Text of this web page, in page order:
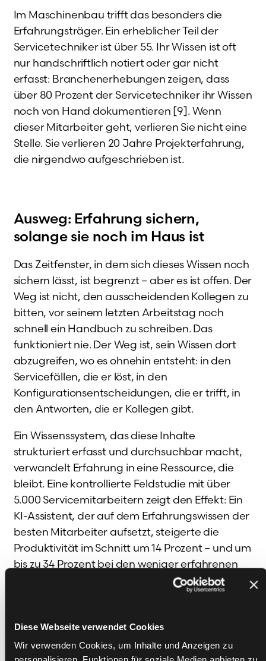
Diese Webseite verwendet Cookies
Wir verwenden Cookies, um Inhalte und Anzeigen zu
Im Maschinenbau trifft das besonders die
Erfahrungsträger. Ein erheblicher Teil der
Servicetechniker ist über 55. Ihr Wissen ist oft
nur handschriftlich notiert oder gar nicht
erfasst: Branchenerhebungen zeigen, dass
über 80 Prozent der Servicetechniker ihr Wissen
noch von Hand dokumentieren [9]. Wenn
dieser Mitarbeiter geht, verlieren Sie nicht eine
Stelle. Sie verlieren 20 Jahre Projekterfahrung,
die nirgendwo aufgeschrieben ist.
Ausweg: Erfahrung sichern,
solange sie noch im Haus ist
Das Zeitfenster, in dem sich dieses Wissen noch
sichern lässt, ist begrenzt – aber es ist offen. Der
Weg ist nicht, den ausscheidenden Kollegen zu
bitten, vor seinem letzten Arbeitstag noch
schnell ein Handbuch zu schreiben. Das
funktioniert nie. Der Weg ist, sein Wissen dort
abzugreifen, wo es ohnehin entsteht: in den
Servicefällen, die er löst, in den
Konfigurationsentscheidungen, die er trifft, in
den Antworten, die er Kollegen gibt.
Ein Wissenssystem, das diese Inhalte
strukturiert erfasst und durchsuchbar macht,
verwandelt Erfahrung in eine Ressource, die
bleibt. Eine kontrollierte Feldstudie mit über
5.000 Servicemitarbeitern zeigt den Effekt: Ein
KI-Assistent, der auf dem Erfahrungswissen der
besten Mitarbeiter aufsetzt, steigerte die
Produktivität im Schnitt um 14 Prozent – und um
bis zu 34 Prozent bei den weniger erfahrenen
Mitarbeitern [5]. KI wirkt hier als Verteiler von
Erfahrung: Das Wissen der Besten wird für alle
dringendsten brauchen.